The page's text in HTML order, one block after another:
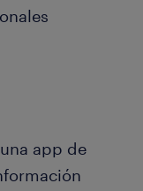
app de